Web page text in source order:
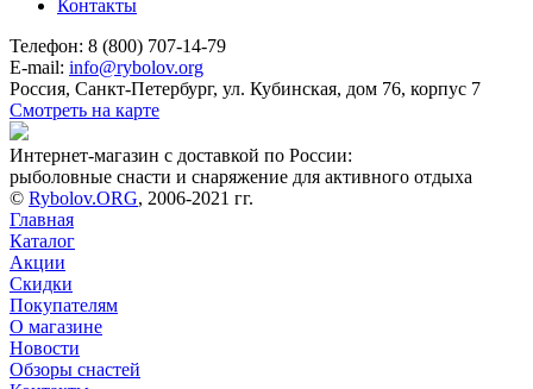
Контакты
Телефон: 8 (800) 707-14-79
E-mail: info@rybolov.org
Россия, Санкт-Петербург, ул. Кубинская, дом 76, корпус 7
Смотреть на карте
Интернет-магазин с доставкой по России:
рыболовные снасти и снаряжение для активного отдыха
© Rybolov.ORG, 2006-2021 гг.
Главная
Каталог
Акции
Скидки
Покупателям
О магазине
Новости
Обзоры снастей